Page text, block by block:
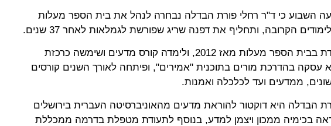
השבוע כי ד"ר רחלי פורת הבדלה נבחרה לנהל את בית הספר מעלות
הקרובה, ותחליף את דפנה שריג שפורשת לגמלאות לאחר 37 שנים.
פורת הבדלה מלמדת בבית הספר מעלות מאז 2012, ולימדה קורס מדעים ושימשה כרכזת
עסקה בהדרכת מורים בתוכנית "אמירים", ופיתחה לאורך השנים קורסים
שונים, ממדעים ועד לכלכלה ואמנות.
הבדלה היא דוקטור להוראת מדעים מהאוניברסיטה העברית בירושלים
בכימיה ממכון ויצמן למדע, בנוסף לתעודת מטפלת בדרמה ממכללת